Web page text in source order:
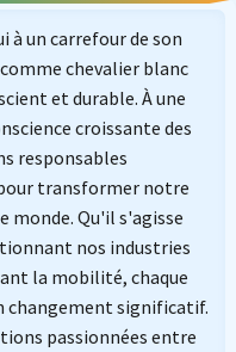
à un carrefour de son
chevalier blanc
et durable. À une
croissante des
responsables
transformer notre
monde. Qu'il s'agisse
nos industries
la mobilité, chaque
changement significatif.
passionnées entre